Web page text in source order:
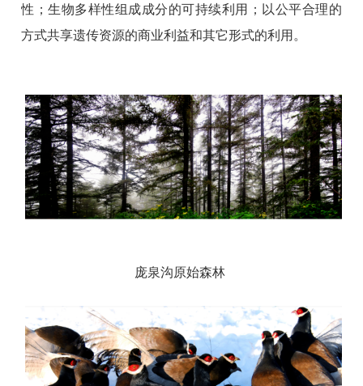
性；生物多样性组成成分的可持续利用；以公平合理的
方式共享遗传资源的商业利益和其它形式的利用。
庞泉沟原始森林